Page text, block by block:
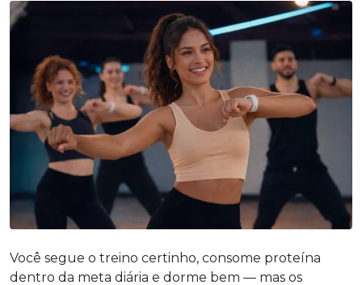
Você segue o treino certinho, consome proteína
dentro da meta diária e dorme bem — mas os